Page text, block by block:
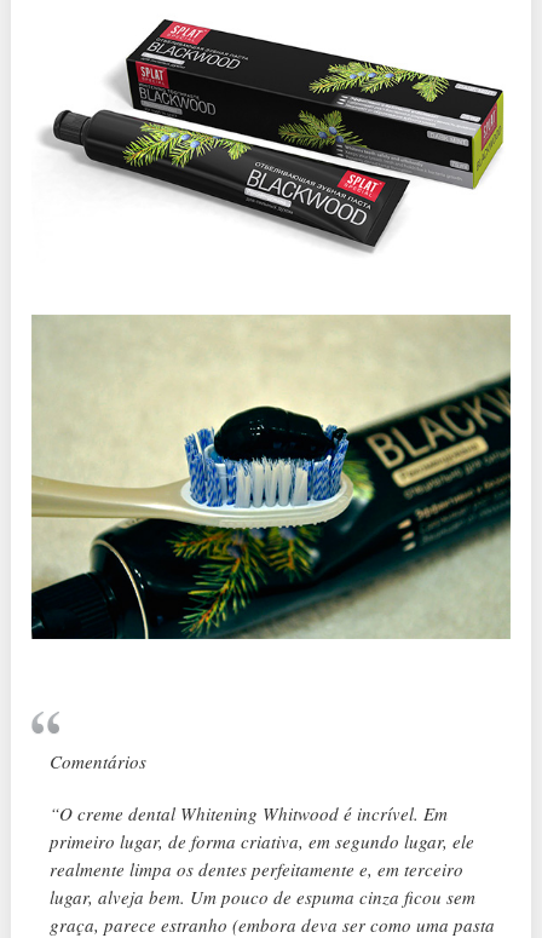
Comentários
“O creme dental Whitening Whitwood é incrível. Em
primeiro lugar, de forma criativa, em segundo lugar, ele
realmente limpa os dentes perfeitamente e, em terceiro
lugar, alveja bem. Um pouco de espuma cinza ficou sem
graça, parece estranho (embora deva ser como uma pasta